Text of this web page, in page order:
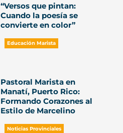
“Versos que pintan:
Cuando la poesía se
convierte en color”
Educación Marista
Pastoral Marista en
Manatí, Puerto Rico:
Formando Corazones al
Estilo de Marcelino
Noticias Provinciales